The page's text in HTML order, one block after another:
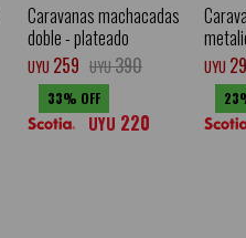
Caravanas machacadas
doble - plateado
UYU 259 UYU390
33
UYU 220
UYU
23